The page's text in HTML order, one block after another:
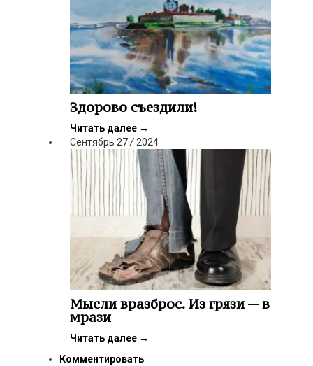
Здорово съездили!
Читать далее →
Сентябрь 27/ 2024
Мысли вразброс. Из грязи — в
мрази
Читать далее →
Комментировать